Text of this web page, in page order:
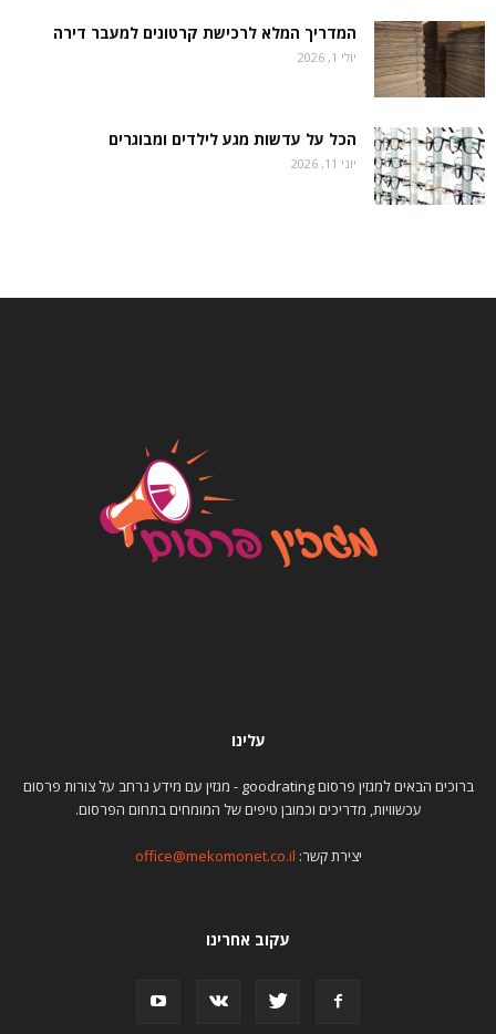
המדריך המלא לרכישת קרטונים למעבר דירה
יולי 1, 2026
הכל על עדשות מגע לילדים ומבוגרים
יוני 11, 2026
עלינו
ברוכים הבאים למגזין פרסום goodrating - מגזין עם מידע נרחב על צורות פרסום
עכשוויות, מדריכים וכמובן טיפים של המומחים בתחום הפרסום.
יצירת קשר: office@mekomonet.co.il
עקוב אחרינו